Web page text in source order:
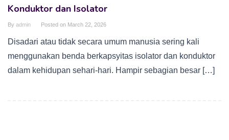
Konduktor dan Isolator
By admin Posted on March 22, 2026
Disadari atau tidak secara umum manusia sering kali
menggunakan benda berkapsyitas isolator dan konduktor
dalam kehidupan sehari-hari. Hampir sebagian besar […]